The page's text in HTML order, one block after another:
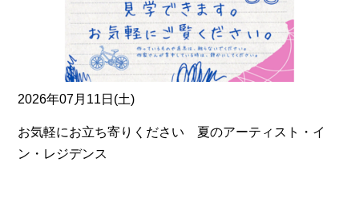
2026年07月11日(土)
お気軽にお立ち寄りください 夏のアーティスト・イ
ン・レジデンス